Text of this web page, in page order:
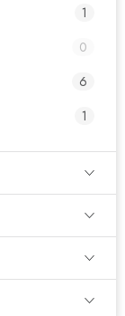
1
0
6
1